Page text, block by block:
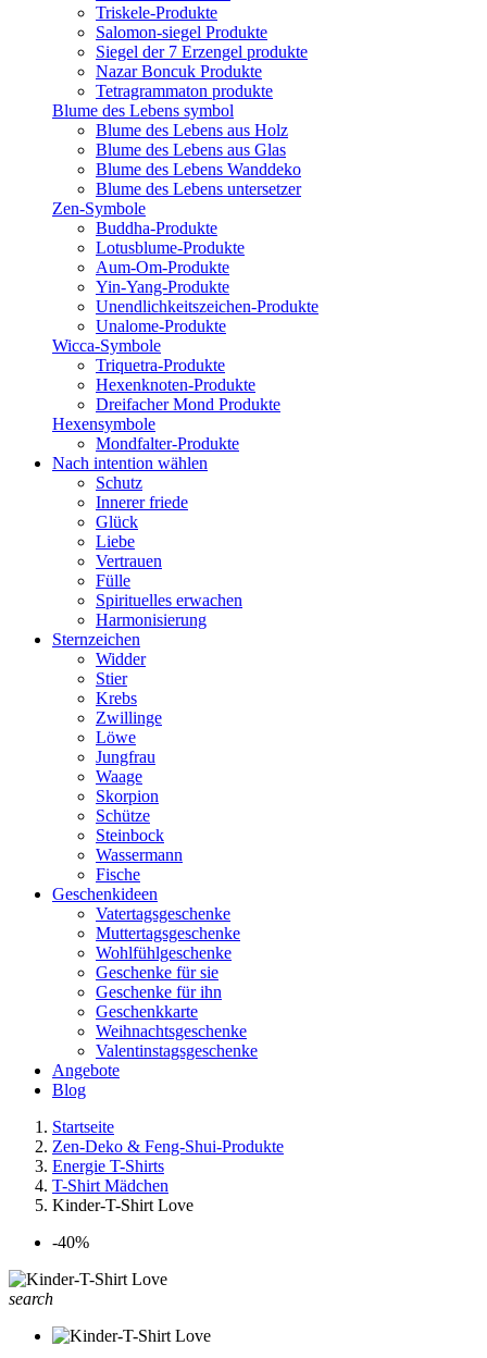
Triskele-Produkte
Salomon-siegel Produkte
Siegel der 7 Erzengel produkte
Nazar Boncuk Produkte
Tetragrammaton produkte
Blume des Lebens symbol​
Blume des Lebens aus Holz
Blume des Lebens aus Glas
Blume des Lebens Wanddeko
Blume des Lebens untersetzer
Zen-Symbole
Buddha-Produkte
Lotusblume-Produkte
Aum-Om-Produkte
Yin-Yang-Produkte
Unendlichkeitszeichen-Produkte
Unalome-Produkte
Wicca-Symbole
Triquetra-Produkte
Hexenknoten-Produkte
Dreifacher Mond Produkte
Hexensymbole
Mondfalter-Produkte
Nach intention wählen
Schutz
Innerer friede
Glück
Liebe
Vertrauen
Fülle
Spirituelles erwachen
Harmonisierung
Sternzeichen
Widder
Stier
Krebs
Zwillinge
Löwe
Jungfrau
Waage
Skorpion
Schütze
Steinbock
Wassermann
Fische
Geschenkideen
Vatertagsgeschenke
Muttertagsgeschenke
Wohlfühlgeschenke
Geschenke für sie
Geschenke für ihn
Geschenkkarte
Weihnachtsgeschenke
Valentinstagsgeschenke
Angebote
Blog
Startseite
Zen-Deko & Feng-Shui-Produkte
Energie T-Shirts
T-Shirt Mädchen
Kinder-T-Shirt Love
-40%
search